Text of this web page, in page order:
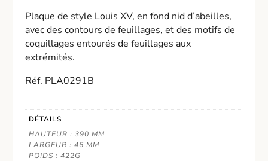
Plaque de style Louis XV, en fond nid d’abeilles,
avec des contours de feuillages, et des motifs de
coquillages entourés de feuillages aux
extrémités.
Réf. PLA0291B
DÉTAILS
HAUTEUR : 390 MM
LARGEUR : 46 MM
POIDS : 422G